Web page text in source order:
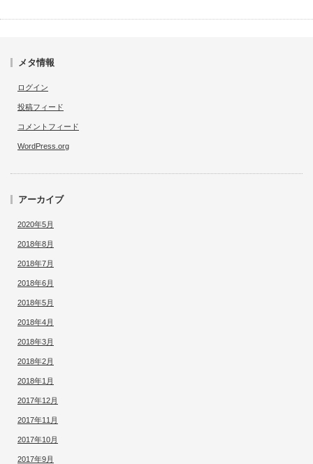
メタ情報
ログイン
投稿フィード
コメントフィード
WordPress.org
アーカイブ
2020年5月
2018年8月
2018年7月
2018年6月
2018年5月
2018年4月
2018年3月
2018年2月
2018年1月
2017年12月
2017年11月
2017年10月
2017年9月